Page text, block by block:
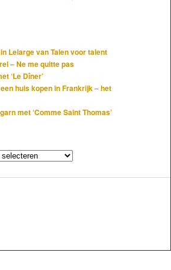
Lelarge van Talen voor talent
– Ne me quitte pas
‘Le Dîner’
huis kopen in Frankrijk – het
met ‘Comme Saint Thomas’